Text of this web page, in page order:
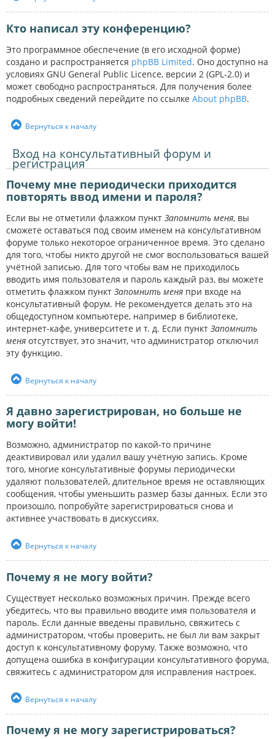
Кто написал эту конференцию?
Это программное обеспечение (в его исходной форме)
создано и распространяется phpBB Limited. Оно доступно на
условиях GNU General Public Licence, версии 2 (GPL-2.0) и
может свободно распространяться. Для получения более
подробных сведений перейдите по ссылке About phpBB.
Вернуться к началу
Вход на консультативный форум и
регистрация
Почему мне периодически приходится
повторять ввод имени и пароля?
Если вы не отметили флажком пункт Запомнить меня, вы
сможете оставаться под своим именем на консультативном
форуме только некоторое ограниченное время. Это сделано
для того, чтобы никто другой не смог воспользоваться вашей
учётной записью. Для того чтобы вам не приходилось
вводить имя пользователя и пароль каждый раз, вы можете
отметить флажком пункт Запомнить меня при входе на
консультативный форум. Не рекомендуется делать это на
общедоступном компьютере, например в библиотеке,
интернет-кафе, университете и т. д. Если пункт Запомнить
меня отсутствует, это значит, что администратор отключил
эту функцию.
Вернуться к началу
Я давно зарегистрирован, но больше не
могу войти!
Возможно, администратор по какой-то причине
деактивировал или удалил вашу учётную запись. Кроме
того, многие консультативные форумы периодически
удаляют пользователей, длительное время не оставляющих
сообщения, чтобы уменьшить размер базы данных. Если это
произошло, попробуйте зарегистрироваться снова и
активнее участвовать в дискуссиях.
Вернуться к началу
Почему я не могу войти?
Существует несколько возможных причин. Прежде всего
убедитесь, что вы правильно вводите имя пользователя и
пароль. Если данные введены правильно, свяжитесь с
администратором, чтобы проверить, не был ли вам закрыт
доступ к консультативному форуму. Также возможно, что
допущена ошибка в конфигурации консультативного форума,
свяжитесь с администратором для исправления настроек.
Вернуться к началу
Почему я не могу зарегистрироваться?